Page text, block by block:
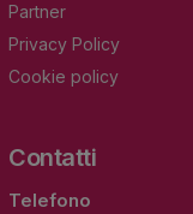
Partner
Privacy Policy
Cookie policy
Contatti
Telefono